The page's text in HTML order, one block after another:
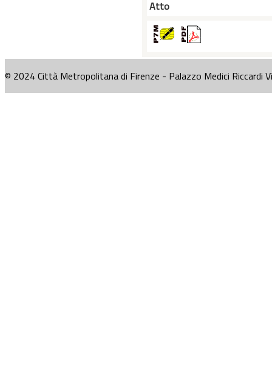
Atto
© 2024 Città Metropolitana di Firenze - Palazzo Medici Riccardi